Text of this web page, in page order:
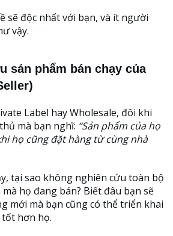
sẽ độc nhất với bạn, và ít người
vậy.
sản phẩm bán chạy của
Label hay Wholesale, đôi khi
mà bạn nghĩ: “Sản phẩm của họ
họ cũng đặt hàng từ cùng nhà
tại sao không nghiên cứu toàn bộ
họ đang bán? Biết đâu bạn sẽ
mới mà bạn cũng có thể triển khai
hơn họ.